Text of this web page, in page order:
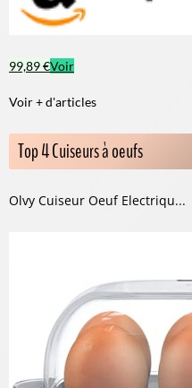
99,89 €Voir
Voir + d'articles
Top 4 Cuiseurs à oeufs
Olvy Cuiseur Oeuf Electriqu...